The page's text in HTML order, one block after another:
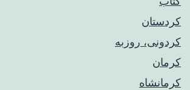
کردستان
کردونی، روزبه
کرمان
کرمانشاه